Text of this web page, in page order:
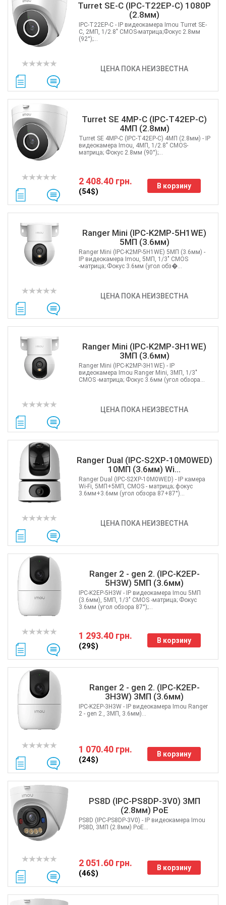
Turret SE-C (IPC-T22EP-C) 1080P
(2.8мм)
ЦЕНА ПОКА НЕИЗВЕСТНА
IPC-T22EP-C - IP видеокамера Imou Turret SE-
C, 2МП, 1/2.8" CMOS-матрица;Фокус 2.8мм
(92°);...
Turret SE 4MP-C (IPC-T42EP-C)
4МП (2.8мм)
2 408.40 грн.
(54$)
В корзину
Turret SE 4MP-C (IPC-T42EP-C) 4МП (2.8мм) - IP
видеокамера Imou, 4МП, 1/2.8" CMOS-
матрица; Фокус 2.8мм (90°);...
Ranger Mini (IPC-K2MP-5H1WE)
5МП (3.6мм)
ЦЕНА ПОКА НЕИЗВЕСТНА
Ranger Mini (IPC-K2MP-5H1WE) 5МП (3.6мм) -
IP видеокамера Imou, 5МП, 1/3" CMOS
-матрица; Фокус 3.6мм (угол обз�...
Ranger Mini (IPC-K2MP-3H1WE)
3МП (3.6мм)
ЦЕНА ПОКА НЕИЗВЕСТНА
Ranger Mini (IPC-K2MP-3H1WE) - IP
видеокамера Imou Ranger Mini, 3МП, 1/3"
CMOS -матрица; Фокус 3.6мм (угол обзора...
Ranger Dual (IPC-S2XP-10M0WED)
10МП (3.6мм) Wi...
ЦЕНА ПОКА НЕИЗВЕСТНА
Ranger Dual (IPC-S2XP-10M0WED) - IP камера
Wi-Fi, 5МП+5МП, CMOS - матрица; фокус
3.6мм+3.6мм (угол обзора 87+87°)...
Ranger 2 - gen 2. (IPC-K2EP-
5H3W) 5МП (3.6мм)
1 293.40 грн.
(29$)
В корзину
IPC-K2EP-5H3W - IP видеокамера Imou 5МП
(3.6мм), 5МП, 1/3" CMOS -матрица; Фокус
3.6мм (угол обзора 87°);...
Ranger 2 - gen 2. (IPC-K2EP-
3H3W) 3МП (3.6мм)
1 070.40 грн.
(24$)
В корзину
IPC-K2EP-3H3W - IP видеокамера Imou Ranger
2 - gen 2., 3МП, 3.6мм)...
PS8D (IPC-PS8DP-3V0) 3МП
(2.8мм) PoE
2 051.60 грн.
(46$)
В корзину
PS8D (IPC-PS8DP-3V0) - IP видеокамера Imou
PS8D, 3МП (2.8мм) PoE...